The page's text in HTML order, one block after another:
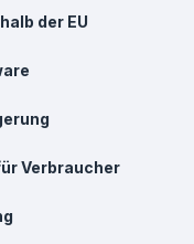
der EU
Verbraucher